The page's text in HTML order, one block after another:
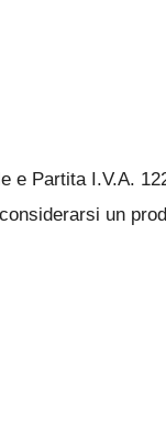
e Partita I.V.A.
un